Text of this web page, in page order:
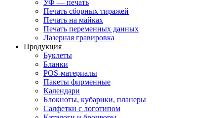
УФ — печать
Печать сборных тиражей
Печать на майках
Печать переменных данных
Лазерная гравировка
Продукция
Буклеты
Бланки
POS-материалы
Пакеты фирменные
Календари
Блокноты, кубарики, планеры
Салфетки с логотипом